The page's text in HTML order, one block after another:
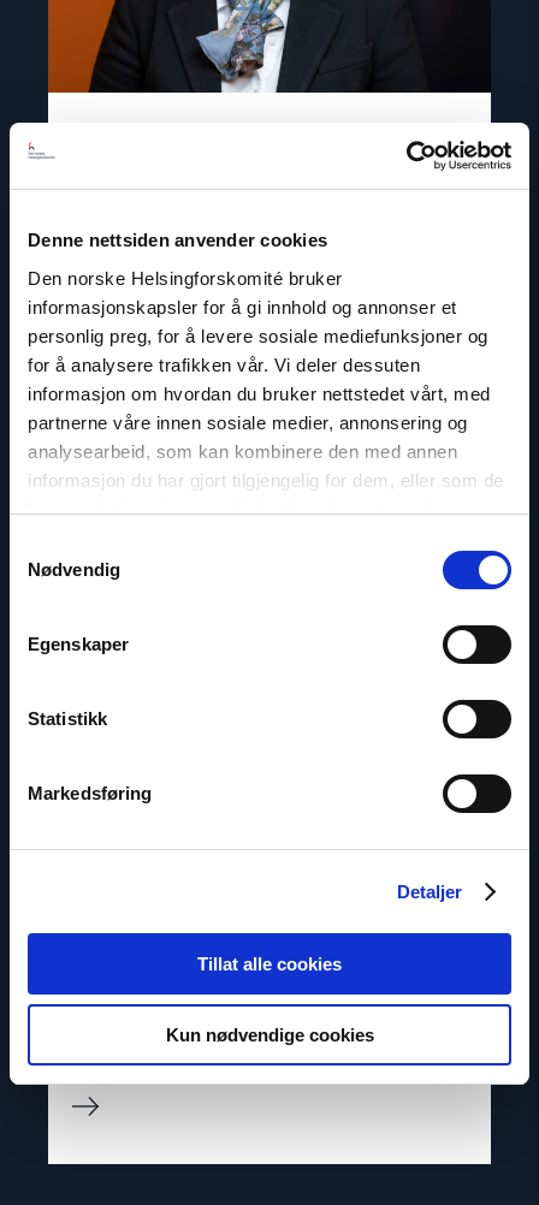
Denne nettsiden anvender cookies
Den norske Helsingforskomité bruker
informasjonskapsler for å gi innhold og annonser et
personlig preg, for å levere sosiale mediefunksjoner og
for å analysere trafikken vår. Vi deler dessuten
informasjon om hvordan du bruker nettstedet vårt, med
partnerne våre innen sosiale medier, annonsering og
analysearbeid, som kan kombinere den med annen
informasjon du har gjort tilgjengelig for dem, eller som de
har samlet inn gjennom din bruk av tjenestene deres.
Nødvendig
Egenskaper
Statistikk
Markedsføring
Detaljer
Tillat alle cookies
Kun nødvendige cookies
Generalsekretær
bl@nhc.no
Telefon: +47 909 33 379
Twitter: @LindemanBerit
daf@nhc.no
Telefon: +47 920 54 309
Read
article